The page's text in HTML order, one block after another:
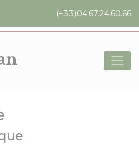
(+33)04.67.24.60.66